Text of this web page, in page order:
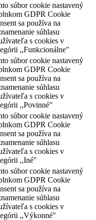
súbor cookie nastavený
GDPR Cookie
sa používa na
súhlasu
s cookies v
,,Funkcionálne"
súbor cookie nastavený
GDPR Cookie
sa používa na
súhlasu
s cookies v
,,Povinné"
súbor cookie nastavený
GDPR Cookie
sa používa na
súhlasu
s cookies v
,,Iné"
súbor cookie nastavený
GDPR Cookie
sa používa na
súhlasu
s cookies v
,,Výkonné"